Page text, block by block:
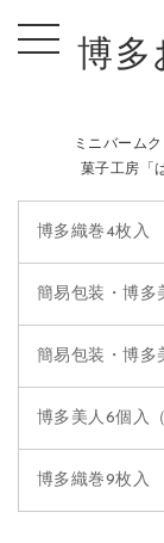
博多
ミニバーム
菓子工房「
博多織巻4枚入
簡易包装・博多
簡易包装・博多
博多美人6個入
博多織巻9枚入